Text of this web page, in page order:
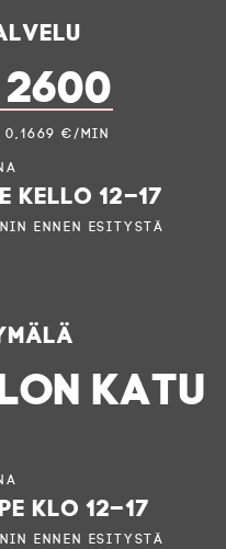
2600
€/min
kello 12–17
ennen esitystä
KATU
klo 12–17
ennen esitystä